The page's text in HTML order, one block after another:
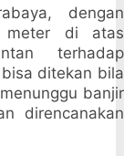
dengan
meter di atas
terhadap
ditekan bila
banjir
direncanakan